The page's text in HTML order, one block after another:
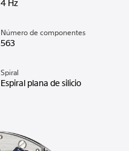
4 Hz
Número de componentes
563
Spiral
Espiral plana de silicio